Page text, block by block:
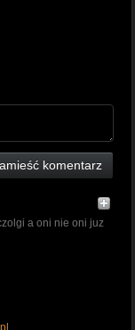
komentarz
a oni nie oni juz